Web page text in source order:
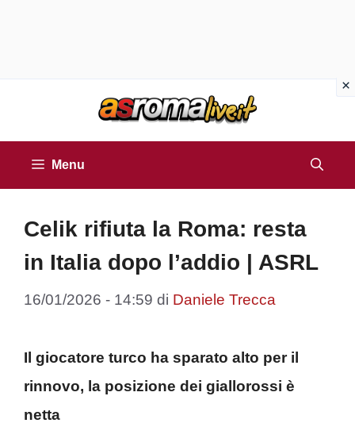
Menu
Celik rifiuta la Roma: resta
in Italia dopo l’addio | ASRL
16/01/2026 - 14:59 di Daniele Trecca
Il giocatore turco ha sparato alto per il
rinnovo, la posizione dei giallorossi è
netta